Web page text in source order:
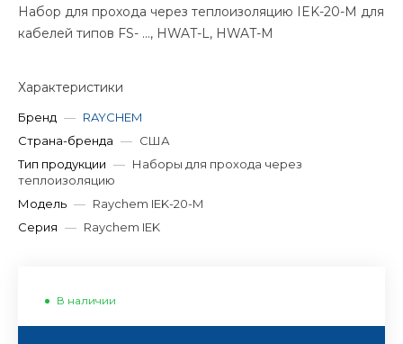
Набор для прохода через теплоизоляцию IEK-20-M для
кабелей типов FS- ..., HWAT-L, HWAT-M
Характеристики
Бренд — RAYCHEM
Страна-бренда — США
Тип продукции — Наборы для прохода через
теплоизоляцию
Модель — Raychem IEK-20-M
Серия — Raychem IEK
В наличии